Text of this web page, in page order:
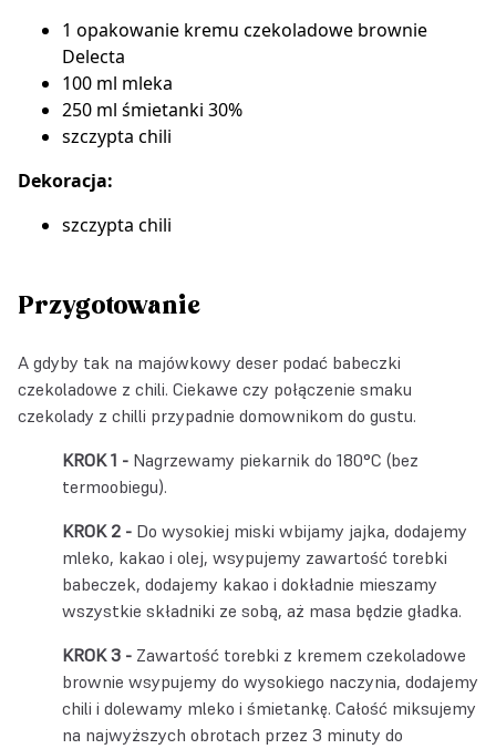
1 opakowanie kremu czekoladowe brownie
Delecta
100 ml mleka
250 ml śmietanki 30%
szczypta chili
Dekoracja:
szczypta chili
Przygotowanie
A gdyby tak na majówkowy deser podać babeczki
czekoladowe z chili. Ciekawe czy połączenie smaku
czekolady z chilli przypadnie domownikom do gustu.
Nagrzewamy piekarnik do 180°C (bez
termoobiegu).
Do wysokiej miski wbijamy jajka, dodajemy
mleko, kakao i olej, wsypujemy zawartość torebki
babeczek, dodajemy kakao i dokładnie mieszamy
wszystkie składniki ze sobą, aż masa będzie gładka.
Zawartość torebki z kremem czekoladowe
brownie wsypujemy do wysokiego naczynia, dodajemy
chili i dolewamy mleko i śmietankę. Całość miksujemy
na najwyższych obrotach przez 3 minuty do